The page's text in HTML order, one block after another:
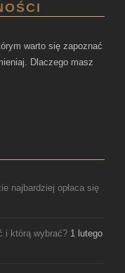
warto się zapoznać
Dlaczego masz
najbardziej opłaca się
i którą wybrać? 1 lutego